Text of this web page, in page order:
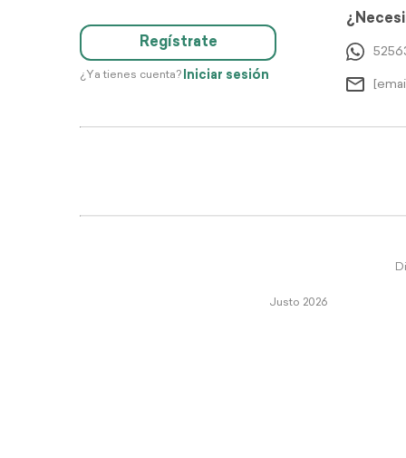
Regístrate
¿Ya tienes cuenta? Iniciar sesión
Justo 2026